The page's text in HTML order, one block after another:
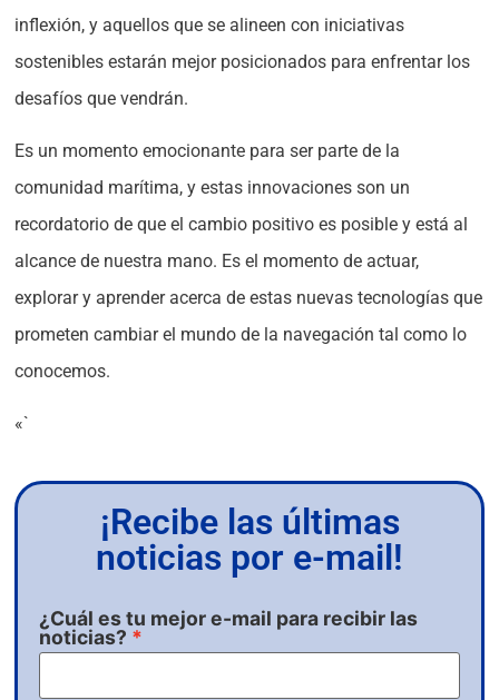
inflexión, y aquellos que se alineen con iniciativas
sostenibles estarán mejor posicionados para enfrentar los
desafíos que vendrán.
Es un momento emocionante para ser parte de la
comunidad marítima, y estas innovaciones son un
recordatorio de que el cambio positivo es posible y está al
alcance de nuestra mano. Es el momento de actuar,
explorar y aprender acerca de estas nuevas tecnologías que
prometen cambiar el mundo de la navegación tal como lo
conocemos.
«`
¡Recibe las últimas
noticias por e-mail!
¿Cuál es tu mejor e-mail para recibir las
noticias?